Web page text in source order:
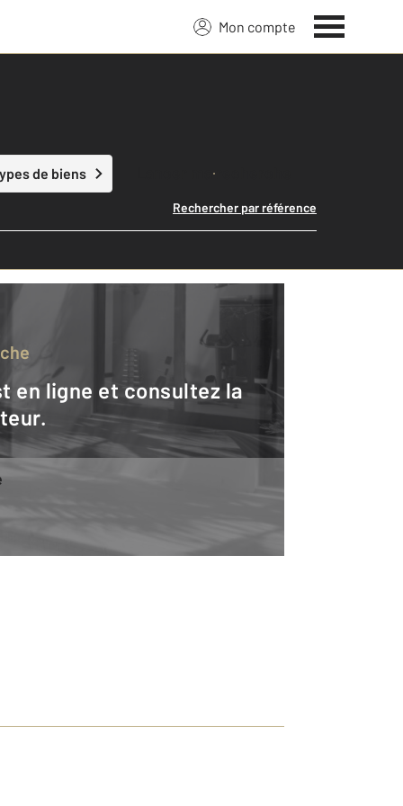
Mon compte
de biens Lancer ma recherche
Rechercher par référence